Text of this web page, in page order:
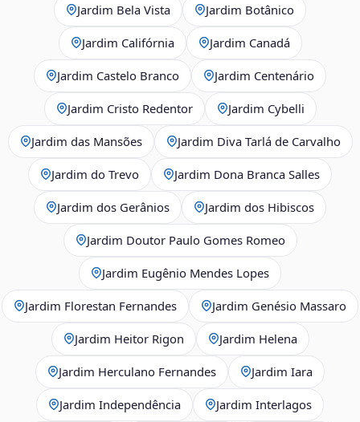
Jardim Bela Vista Jardim Botânico
Jardim Califórnia Jardim Canadá
Jardim Castelo Branco Jardim Centenário
Jardim Cristo Redentor Jardim Cybelli
Jardim das Mansões Jardim Diva Tarlá de Carvalho
Jardim do Trevo Jardim Dona Branca Salles
Jardim dos Gerânios Jardim dos Hibiscos
Jardim Doutor Paulo Gomes Romeo
Jardim Eugênio Mendes Lopes
Jardim Florestan Fernandes Jardim Genésio Massaro
Jardim Heitor Rigon Jardim Helena
Jardim Herculano Fernandes Jardim Iara
Jardim Independência Jardim Interlagos